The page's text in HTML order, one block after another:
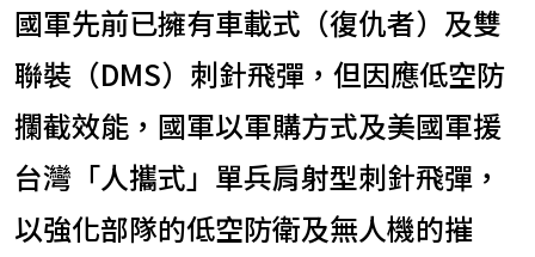
國軍先前已擁有車載式（復仇者）及雙
聯裝（DMS）刺針飛彈，但因應低空防
攔截效能，國軍以軍購方式及美國軍援
台灣「人攜式」單兵肩射型刺針飛彈，
以強化部隊的低空防衛及無人機的摧